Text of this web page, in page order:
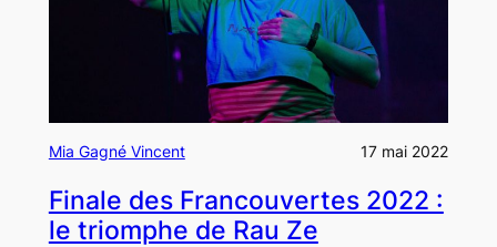
Mia Gagné Vincent 17 mai 2022
Finale des Francouvertes 2022 :
le triomphe de Rau Ze